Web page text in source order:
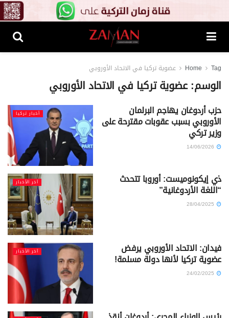
Home Tag عضوية تركيا في الاتحاد الأوروبي
الوسم:عضوية تركيا في الاتحاد الأوروبي
أخبار تركيا حزب أردوغان يهاجم البرلمان
الأوروبي بسبب عقوبات مقترحة على
وزير تركي
آخر الأخبار ذي إيكونوميست: أوروبا تتحدث
“اللغة الأردوغانية”
آخر الأخبار فيدان: الاتحاد الأوروبي يرفض
عضوية تركيا لأنها دولة مسلمة!